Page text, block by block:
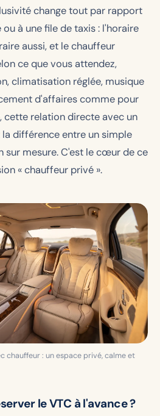
change tout par rapport
à une file de taxis : l'horaire
aussi, et le chauffeur
ce que vous attendez,
climatisation réglée, musique
d'affaires comme pour
cette relation directe avec un
différence entre un simple
sur mesure. C'est le cœur de ce
« chauffeur privé ».
chauffeur : un espace privé, calme et
le VTC à l'avance ?